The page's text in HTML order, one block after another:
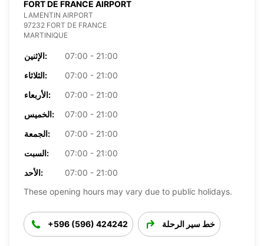
FORT DE FRANCE AIRPORT
LAMENTIN AIRPORT
97232 FORT DE FRANCE
MARTINIQUE
الإثنين:
07:00 - 21:00
الثلاثاء:
07:00 - 21:00
الأربعاء:
07:00 - 21:00
الخميس:
07:00 - 21:00
الجمعة:
07:00 - 21:00
السبت:
07:00 - 21:00
الأحد:
07:00 - 21:00
These opening hours may vary due to public holidays.
+596 (596) 424242 خط سير الرحلة